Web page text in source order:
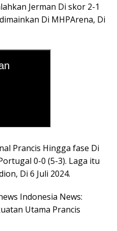
Jerman Di skor 2-1
Di MHPArena, Di
Prancis Hingga fase Di
0-0 (5-3). Laga itu
Di 6 Juli 2024.
Indonesia News:
Utama Prancis